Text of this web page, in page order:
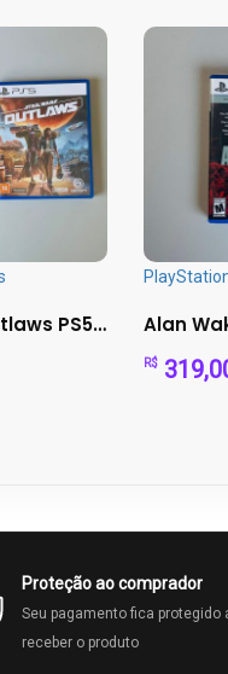
Star Wars Outlaws PS5 + Steelbook Exclusiva | Mídia Física...
R$
Proteção ao comprador
Seu pagamento fica protegido
receber o produto